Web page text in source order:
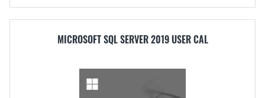
MICROSOFT SQL SERVER 2019 USER CAL